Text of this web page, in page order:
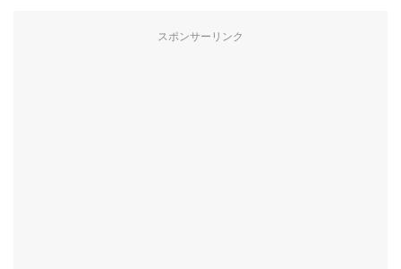
スポンサーリンク